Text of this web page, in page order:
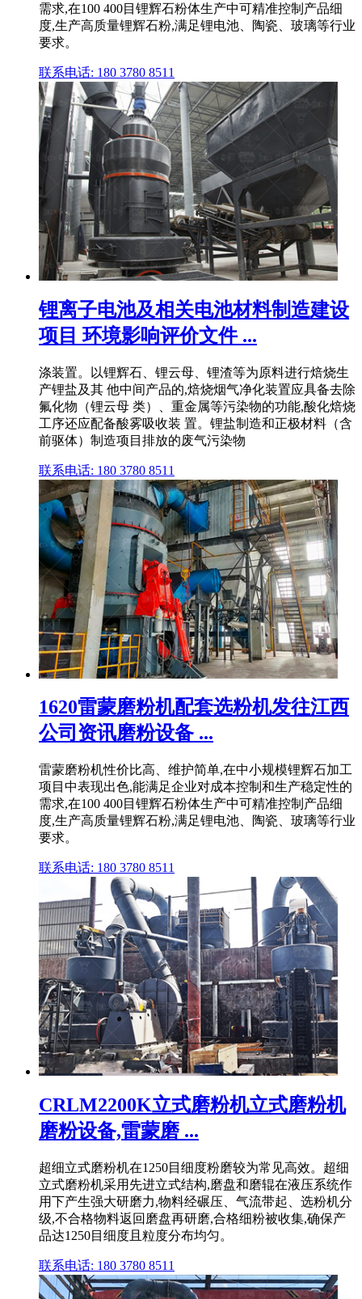
需求,在100 400目锂辉石粉体生产中可精准控制产品细
度,生产高质量锂辉石粉,满足锂电池、陶瓷、玻璃等行业
要求。
联系电话: 180 3780 8511
锂离子电池及相关电池材料制造建设
项目 环境影响评价文件 ...
涤装置。以锂辉石、锂云母、锂渣等为原料进行焙烧生
产锂盐及其 他中间产品的,焙烧烟气净化装置应具备去除
氟化物（锂云母 类）、重金属等污染物的功能,酸化焙烧
工序还应配备酸雾吸收装 置。锂盐制造和正极材料（含
前驱体）制造项目排放的废气污染物
联系电话: 180 3780 8511
1620雷蒙磨粉机配套选粉机发往江西
公司资讯磨粉设备 ...
雷蒙磨粉机性价比高、维护简单,在中小规模锂辉石加工
项目中表现出色,能满足企业对成本控制和生产稳定性的
需求,在100 400目锂辉石粉体生产中可精准控制产品细
度,生产高质量锂辉石粉,满足锂电池、陶瓷、玻璃等行业
要求。
联系电话: 180 3780 8511
CRLM2200K立式磨粉机立式磨粉机
磨粉设备,雷蒙磨 ...
超细立式磨粉机在1250目细度粉磨较为常见高效。超细
立式磨粉机采用先进立式结构,磨盘和磨辊在液压系统作
用下产生强大研磨力,物料经碾压、气流带起、选粉机分
级,不合格物料返回磨盘再研磨,合格细粉被收集,确保产
品达1250目细度且粒度分布均匀。
联系电话: 180 3780 8511